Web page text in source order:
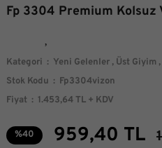
Fp 3304 Premium Kolsuz
Kategori Yeni Gelenler , Üst Giyim ,
Stok Kodu
Fp3304vizon
Fiyat
1.453,64 TL + KDV
%40 959,40 TL